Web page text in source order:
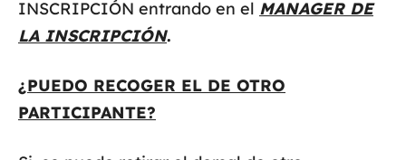
INSCRIPCIÓN entrando en el MANAGER DE
LA INSCRIPCIÓN.
¿PUEDO RECOGER EL DE OTRO
PARTICIPANTE?